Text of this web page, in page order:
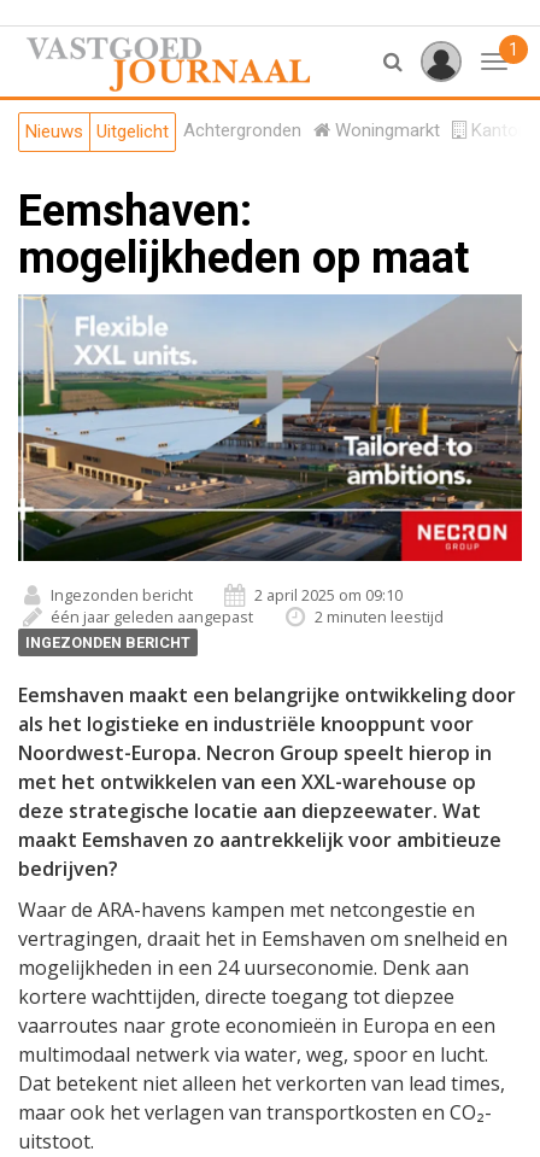
1
Nieuws Uitgelicht Achtergronden Woningmarkt
Eemshaven:
mogelijkheden op maat
Ingezonden bericht
2 april 2025 om 09:10
één jaar geleden aangepast
2 minuten leestijd
INGEZONDEN BERICHT
Eemshaven maakt een belangrijke ontwikkeling door
als het logistieke en industriële knooppunt voor
Noordwest-Europa. Necron Group speelt hierop in
met het ontwikkelen van een XXL-warehouse op
deze strategische locatie aan diepzeewater. Wat
maakt Eemshaven zo aantrekkelijk voor ambitieuze
bedrijven?
Waar de ARA-havens kampen met netcongestie en
vertragingen, draait het in Eemshaven om snelheid en
mogelijkheden in een 24 uurseconomie. Denk aan
kortere wachttijden, directe toegang tot diepzee
vaarroutes naar grote economieën in Europa en een
multimodaal netwerk via water, weg, spoor en lucht.
Dat betekent niet alleen het verkorten van lead times,
maar ook het verlagen van transportkosten en CO₂-
uitstoot.